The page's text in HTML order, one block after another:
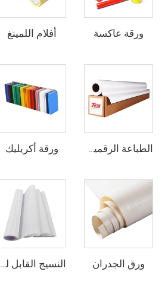
ورقة عاكسة أفلام اللمينغ
الطباعة الرقمية الفينيل ورقة أكريليك
ورق الجدران النسيج القابل للطباعة